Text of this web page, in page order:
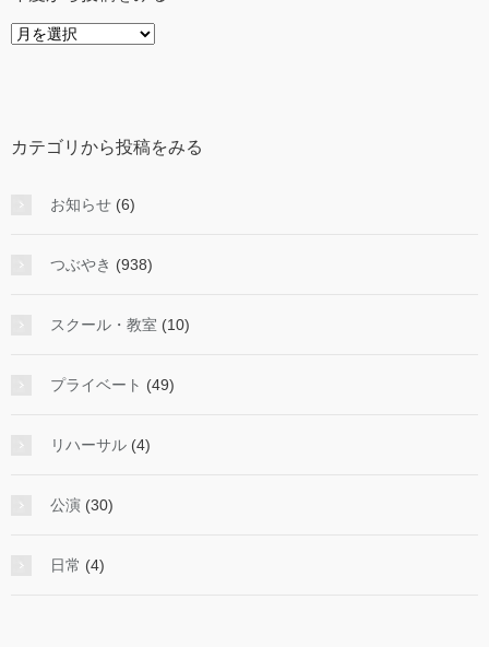
年
稿
み
カテゴリから投稿をみる
お知らせ (6)
つぶやき (938)
スクール・教室 (10)
プライベート (49)
リハーサル (4)
公演 (30)
日常 (4)